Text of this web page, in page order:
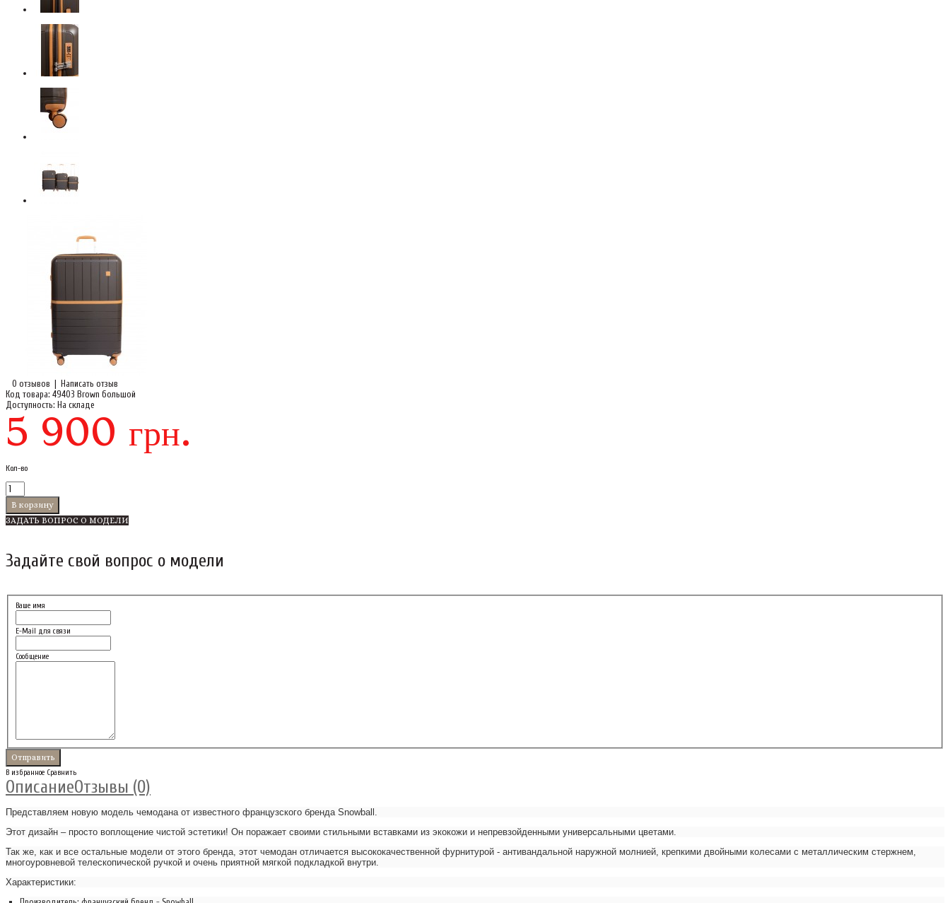
0 отзывов
Написать отзыв
Код товара: 49403 Brown большой
Доступность: На складе
5 900 грн.
Кол-во
ЗАДАТЬ ВОПРОС О МОДЕЛИ
Задайте свой вопрос о модели
Ваше имя
E-Mail для связи
Сообщение
В избранное Сравнить
ОписаниеОтзывы (0)
Представляем новую модель чемодана от известного французского бренда Snowball.
Этот дизайн – просто воплощение чистой эстетики! Он поражает своими стильными вставками из экокожи и непревзойденными универсальными цветами.
Так же, как и все остальные модели от этого бренда, этот чемодан отличается высококачественной фурнитурой - антивандальной наружной молнией, крепкими двойными колесами с металлическим стержнем,
многоуровневой телескопической ручкой и очень приятной мягкой подкладкой внутри.
Характеристики: